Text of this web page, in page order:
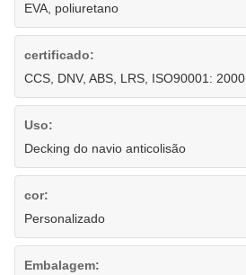
EVA, poliuretano
certificado:
CCS, DNV, ABS, LRS, ISO90001: 2000
Uso:
Decking do navio anticolisão
cor:
Personalizado
Embalagem: